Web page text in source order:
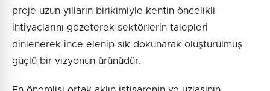
proje uzun yılların birikimiyle kentin öncelikli
ihtiyaçlarını gözeterek sektörlerin talepleri
dinlenerek ince elenip sık dokunarak oluşturulmuş
güçlü bir vizyonun ürünüdür.